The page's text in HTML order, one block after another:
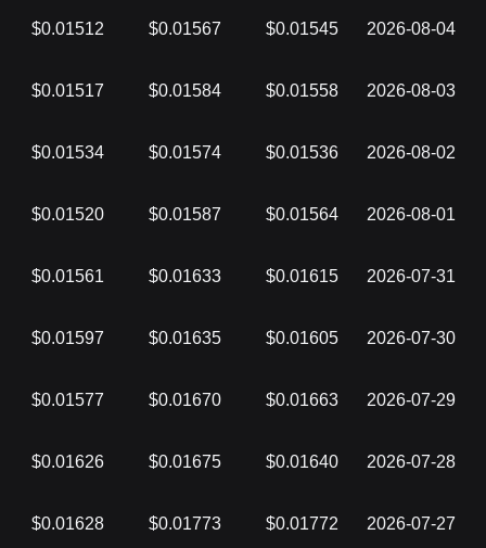
2026-08-04
$0.01545
$0.01567
$0.01512
2026-08-03
$0.01558
$0.01584
$0.01517
2026-08-02
$0.01536
$0.01574
$0.01534
2026-08-01
$0.01564
$0.01587
$0.01520
2026-07-31
$0.01615
$0.01633
$0.01561
2026-07-30
$0.01605
$0.01635
$0.01597
2026-07-29
$0.01663
$0.01670
$0.01577
2026-07-28
$0.01640
$0.01675
$0.01626
2026-07-27
$0.01772
$0.01773
$0.01628